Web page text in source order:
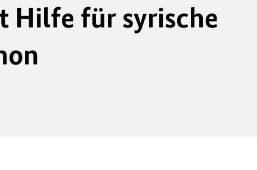
Hilfe für syrische